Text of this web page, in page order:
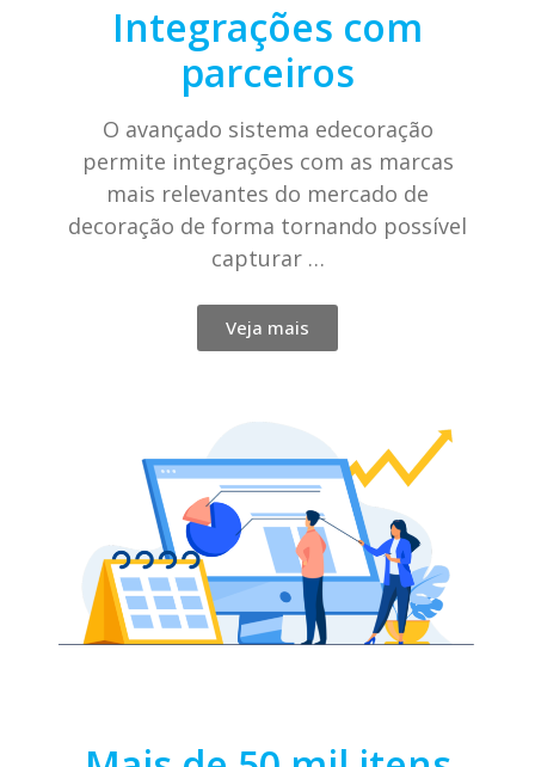
Integrações com
parceiros
O avançado sistema edecoração
permite integrações com as marcas
mais relevantes do mercado de
decoração de forma tornando possível
capturar …
Veja mais